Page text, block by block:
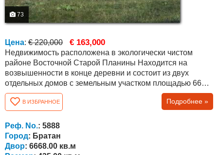
73
Цена: € 220,000 € 163,000
Недвижимость расположена в экологически чистом
районе Восточной Старой Планины Находится на
возвышенности в конце деревни и состоит из двух
отдельных домов с земельным участком площадью 6668
квм и великолепным панорамным видом на окружающие
леса и горы Основной дом — массивное трехэтажное
здание общей площадью около 320 квм, распределённое
следующим образом Цокольный этаж (около 116 квм):
просторная застеклённая...
В ИЗБРАННОЕ Подробнее »
Реф. No.: 5888
Город: Братан
Двор: 6668.00 кв.м